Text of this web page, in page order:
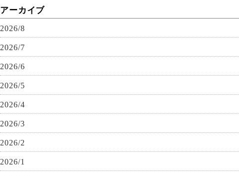
アーカイブ
2026/8
2026/7
2026/6
2026/5
2026/4
2026/3
2026/2
2026/1